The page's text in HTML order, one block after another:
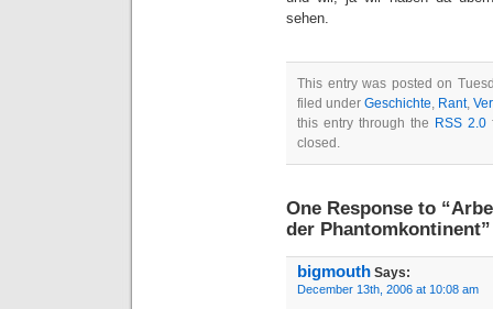
sehen.
This entry was posted on
filed under Geschichte, Rant,
this entry through the RSS 2.0
closed.
One Response to
der Phantomkontinent”
bigmouth Says:
December 13th, 2006 at 10:08 am